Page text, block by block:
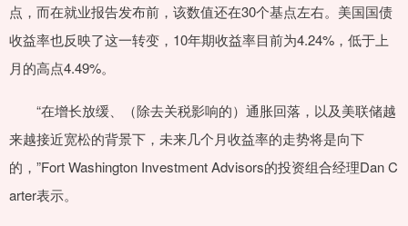
点，而在就业报告发布前，该数值还在30个基点左右。美国国债
收益率也反映了这一转变，10年期收益率目前为4.24%，低于上
月的高点4.49%。
“在增长放缓、（除去关税影响的）通胀回落，以及美联储越
来越接近宽松的背景下，未来几个月收益率的走势将是向下
的，”Fort Washington Investment Advisors的投资组合经理Dan C
arter表示。